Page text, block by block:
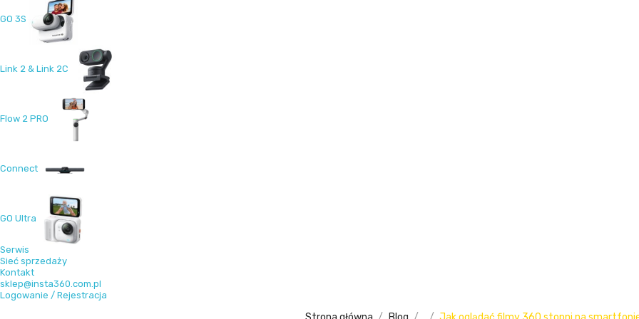
GO 3S
Link 2 & Link 2C
Flow 2 PRO
Connect
GO Ultra
Serwis
Sieć sprzedaży
Kontakt
sklep@insta360.com.pl
Logowanie / Rejestracja